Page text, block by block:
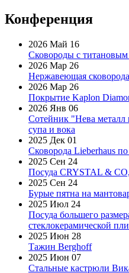
Конференция
2026 Май 16
Сковороды с
2026 Мар 26
Нержавеющая
2026 Мар 26
Покрытие Kaplon
2026 Янв 06
Сотейник "Нева
супа и вока
2025 Дек 01
Сковорода Lieberhaus
2025 Сен 24
Посуда CRYSTAL &
2025 Сен 24
Бурые пятна на
2025 Июл 24
Посуда большего
стеклокерамической
2025 Июн 28
Тажин Berghoff
2025 Июн 07
Стальные кастрюли